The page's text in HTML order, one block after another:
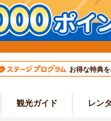
お得な特典
観光ガイド レン